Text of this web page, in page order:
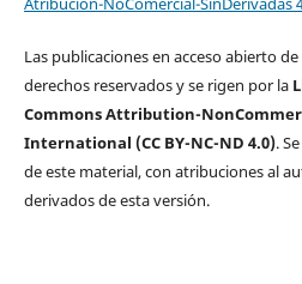
Las publicaciones en acceso abierto de
derechos reservados y se rigen por la
Commons Attribution-
International (CC BY-NC-ND 4.0).
de este material, con atribuciones al
derivados de esta versión.